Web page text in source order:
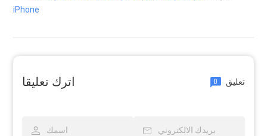
iPhone
اترك تعليقا 0 تعليق